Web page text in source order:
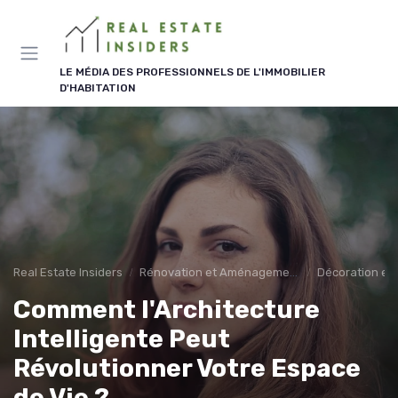
LE MÉDIA DES PROFESSIONNELS DE L'IMMOBILIER
D'HABITATION
Real Estate Insiders Rénovation et Aménagement Décoration et
Comment l'Architecture
Intelligente Peut
Révolutionner Votre Espace